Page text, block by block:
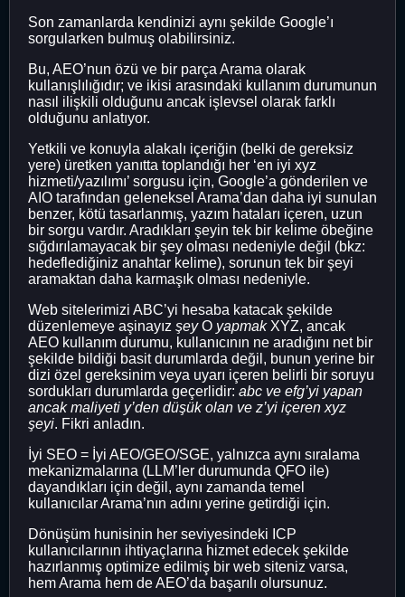
Son zamanlarda kendinizi aynı şekilde Google’ı
sorgularken bulmuş olabilirsiniz.
Bu, AEO’nun özü ve bir parça Arama olarak
kullanışlılığıdır; ve ikisi arasındaki kullanım durumunun
nasıl ilişkili olduğunu ancak işlevsel olarak farklı
olduğunu anlatıyor.
Yetkili ve konuyla alakalı içeriğin (belki de gereksiz
yere) üretken yanıtta toplandığı her ‘en iyi xyz
hizmeti/yazılımı’ sorgusu için, Google’a gönderilen ve
AIO tarafından geleneksel Arama’dan daha iyi sunulan
benzer, kötü tasarlanmış, yazım hataları içeren, uzun
bir sorgu vardır. Aradıkları şeyin tek bir kelime öbeğine
sığdırılamayacak bir şey olması nedeniyle değil (bkz:
hedeflediğiniz anahtar kelime), sorunun tek bir şeyi
aramaktan daha karmaşık olması nedeniyle.
Web sitelerimizi ABC’yi hesaba katacak şekilde
düzenlemeye aşinayız şeyO yapmakXYZ, ancak
AEO kullanım durumu, kullanıcının ne aradığını net bir
şekilde bildiği basit durumlarda değil, bunun yerine bir
dizi özel gereksinim veya uyarı içeren belirli bir soruyu
sordukları durumlarda geçerlidir: abc ve efg’yi yapan
ancak maliyeti y’den düşük olan ve z’yi içeren xyz
şeyi. Fikri anladın.
İyi SEO = İyi AEO/GEO/SGE, yalnızca aynı sıralama
mekanizmalarına (LLM’ler durumunda QFO ile)
dayandıkları için değil, aynı zamanda temel
kullanıcılar Arama’nın adını yerine getirdiği için.
Dönüşüm hunisinin her seviyesindeki ICP
kullanıcılarının ihtiyaçlarına hizmet edecek şekilde
hazırlanmış optimize edilmiş bir web siteniz varsa,
hem Arama hem de AEO’da başarılı olursunuz.